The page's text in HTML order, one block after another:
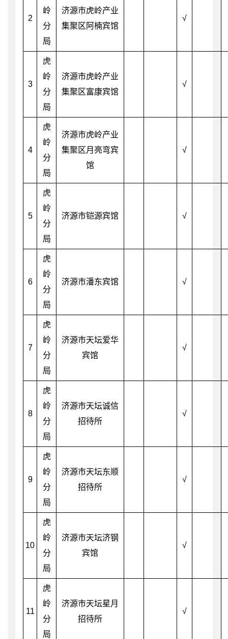
2
岭
分
局
济源市虎岭产业
集聚区阿楠宾馆
√
3
虎
岭
分
局
济源市虎岭产业
集聚区富康宾馆
√
4
虎
岭
分
局
济源市虎岭产业
集聚区月亮弯宾
馆
√
5
虎
岭
分
局
济源市铠源宾馆 √
6
虎
岭
分
局
济源市潘东宾馆 √
7
虎
岭
分
局
济源市天坛爱华
宾馆
√
8
虎
岭
分
局
济源市天坛诚信
招待所
√
9
虎
岭
分
局
济源市天坛东顺
招待所
√
10
虎
岭
分
局
济源市天坛济钢
宾馆
√
11
虎
岭
分
局
济源市天坛星月
招待所
√